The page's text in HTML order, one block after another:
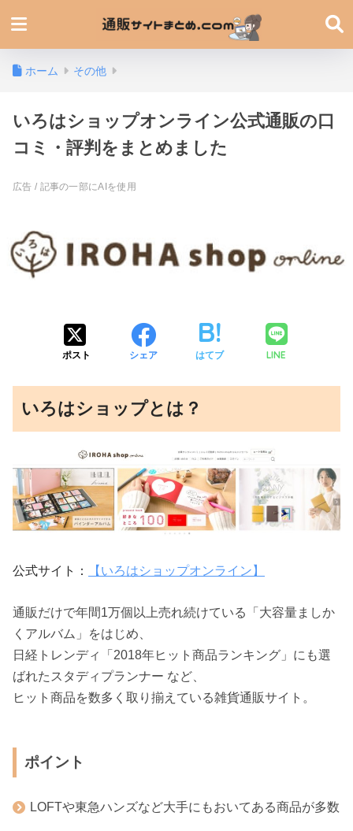
ホーム その他
いろはショップオンライン公式通販の口
コミ・評判をまとめました
ポスト シェア はてブ LINE
いろはショップとは？
公式サイト： 【いろはショップオンライン】
通販だけで年間1万個以上売れ続けている「大容量ましか
くアルバム」をはじめ、
日経トレンディ「2018年ヒット商品ランキング」にも選
ばれたスタディプランナー など、
ヒット商品を数多く取り揃えている雑貨通販サイト。
ポイント
LOFTや東急ハンズなど大手にもおいてある商品が多数